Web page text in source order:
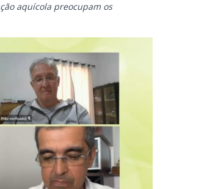
aquícola preocupam os